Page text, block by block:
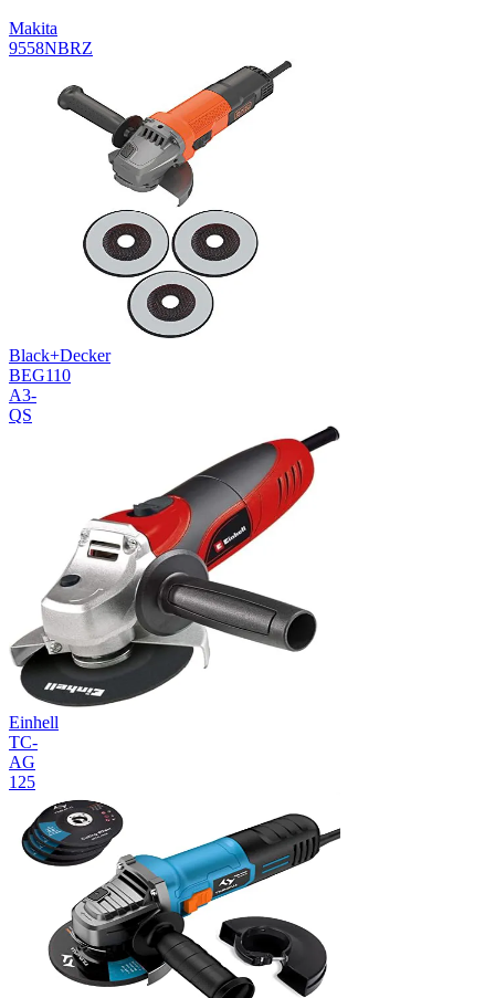
Makita
9558NBRZ
Black+Decker
BEG110
A3-
QS
Einhell
TC-
AG
125